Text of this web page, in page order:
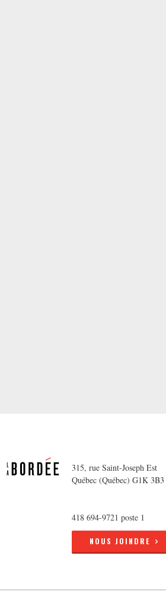
315, rue Saint-Joseph Est
Québec (Québec) G1K 3B3
418 694-9721 poste 1
NOUS JOINDRE